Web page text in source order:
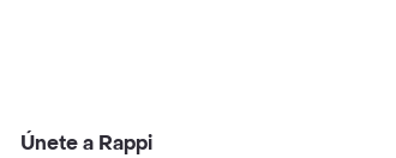
Únete a Rappi